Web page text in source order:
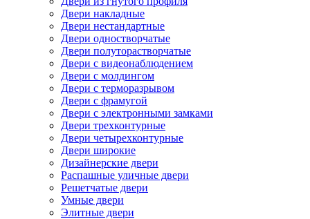
Двери накладные
Двери нестандартные
Двери одностворчатые
Двери полуторастворчатые
Двери с видеонаблюдением
Двери с молдингом
Двери с терморазрывом
Двери с фрамугой
Двери с электронными замками
Двери трехконтурные
Двери четырехконтурные
Двери широкие
Дизайнерские двери
Распашные уличные двери
Решетчатые двери
Умные двери
Элитные двери